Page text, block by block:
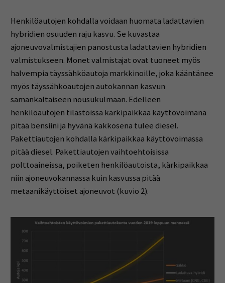
Henkilöautojen kohdalla voidaan huomata ladattavien
hybridien osuuden raju kasvu. Se kuvastaa
ajoneuvovalmistajien panostusta ladattavien hybridien
valmistukseen. Monet valmistajat ovat tuoneet myös
halvempia täyssähköautoja markkinoille, joka kääntänee
myös täyssähköautojen autokannan kasvun
samankaltaiseen nousukulmaan. Edelleen
henkilöautojen tilastoissa kärkipaikkaa käyttövoimana
pitää bensiini ja hyvänä kakkosena tulee diesel.
Pakettiautojen kohdalla kärkipaikkaa käyttövoimassa
pitää diesel. Pakettiautojen vaihtoehtoisissa
polttoaineissa, poiketen henkilöautoista, kärkipaikkaa
niin ajoneuvokannassa kuin kasvussa pitää
metaanikäyttöiset ajoneuvot (kuvio 2).